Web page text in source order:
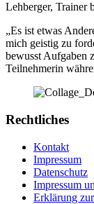
Lehberger, Trainer
„Es ist etwas
mich geistig zu
bewusst Aufgaben
Teilnehmerin
Rechtliches
Kontakt
Impressum
Datenschutz
Impressum
Erklärung